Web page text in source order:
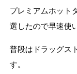
プレミアムホット
選したので早速使
普段はドラッグス
す。